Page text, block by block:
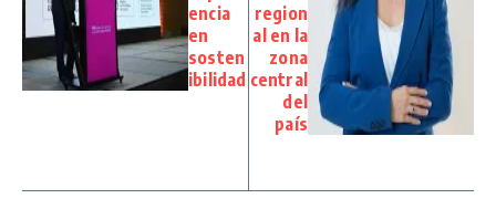
encia
en
sosten
ibilidad
region
al en la
zona
central
del
país